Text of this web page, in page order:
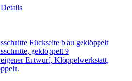
Dieses
Varianten
auf.
Die
Optionen
Details